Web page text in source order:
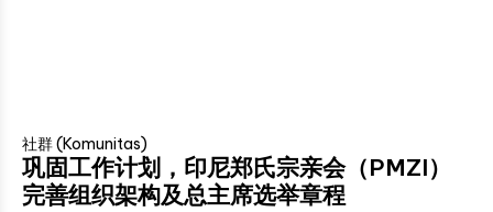
社群 (Komunitas)
巩固工作计划，印尼郑氏宗亲会（PMZI）
完善组织架构及总主席选举章程